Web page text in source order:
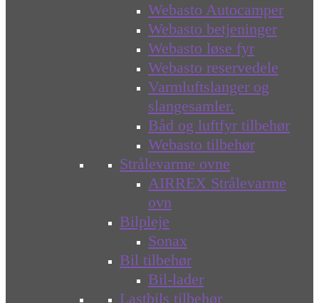
Webasto Autocamper
Webasto betjeninger
Webasto løse fyr
Webasto reservedele
Varmluftslanger og
slangesamler.
Båd og luftfyr tilbehør
Webasto tilbehør
Strålevarme ovne
AIRREX Strålevarme
ovn
Bilpleje
Sonax
Bil tilbehør
Bil-lader
Lastbils tilbehør